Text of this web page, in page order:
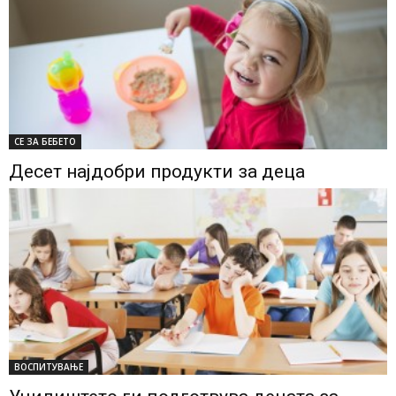
СЕ ЗА БЕБЕТО
Десет најдобри продукти за деца
ВОСПИТУВАЊЕ